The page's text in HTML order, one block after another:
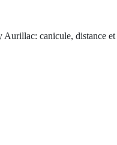
canicule, distance et